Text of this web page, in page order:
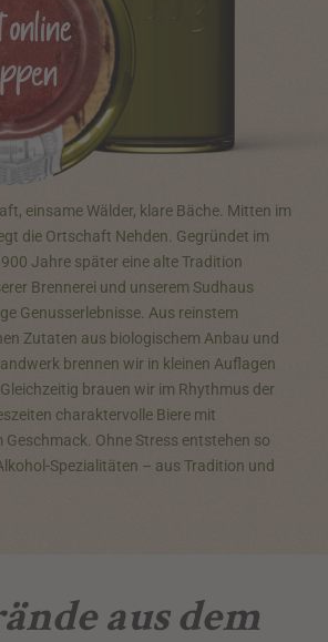
einsame Wälder, klare Bäche. Mitten im
die Ortschaft Nehden. Gegründet im
Jahre später eine alte Tradition
Brennerei und unserem Sudhaus
Genusserlebnisse. Aus reinstem
Zutaten aus biologischem Anbau und
brennen wir in kleinen Auflagen
brauen wir im Rhythmus der
charaktervolle Biere mit
Ohne Stress entstehen so
Spezialitäten – aus Tradition und
aus dem